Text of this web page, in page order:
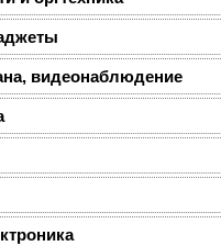
видеонаблюдение